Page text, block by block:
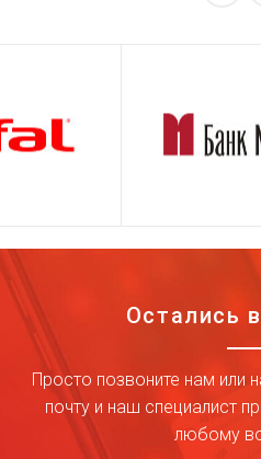
Остались
Просто позвоните нам или
почту и наш специалист
любому